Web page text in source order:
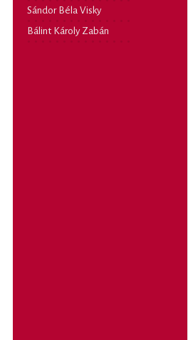
Sándor Béla Visky
Bálint Károly Zabán